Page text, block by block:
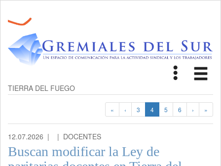
Toggle
TIERRA DEL FUEGO
« ‹ 3 4 5 6 › »
12.07.2026 | | DOCENTES
Buscan modificar la Ley de